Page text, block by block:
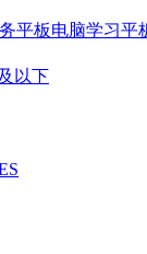
平板电脑学习平
以下